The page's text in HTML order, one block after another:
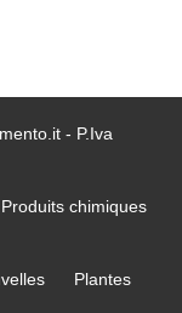
- P.Iva
Produits chimiques
Plantes